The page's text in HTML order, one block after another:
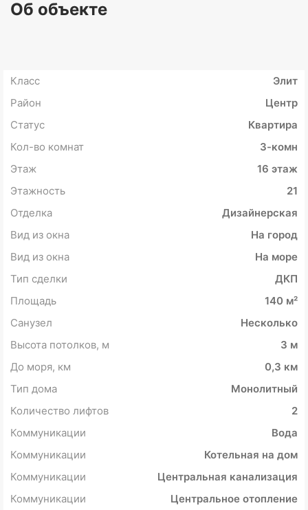
Об объекте
Класс
Элит
Район
Центр
Статус
Квартира
Кол-во комнат
3-комн
Этаж
16 этаж
Этажность
21
Отделка
Дизайнерская
Вид из окна
На город
Вид из окна
На море
Тип сделки
ДКП
Площадь
140 м²
Санузел
Несколько
Высота потолков, м
3 м
До моря, км
0,3 км
Тип дома
Монолитный
Количество лифтов
2
Коммуникации
Вода
Коммуникации
Котельная на дом
Коммуникации
Центральная канализация
Коммуникации
Центральное отопление